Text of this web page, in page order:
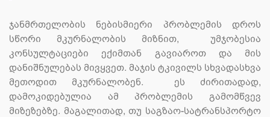
ჯანმრთელობის ნებისმიერი პრობლემის დროს
სწორი მკურნალობის მიზნით, უმჯობესია
კონსულტაციები ექიმთან გავიაროთ და მის
დანიშნულებას მივყვეთ. მაჯის ტკივილს სხვადასხვა
მეთოდით მკურნალობენ. ეს ძირითადად,
დამოკიდებულია ამ პრობლემის გამომწვევ
მიზეზებზე. მაგალითად, თუ საგზაო-სატრანსპორტო